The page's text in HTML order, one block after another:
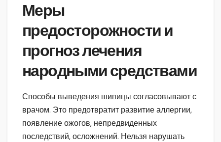
Меры
предосторожности и
прогноз лечения
народными средствами
Способы выведения шипицы согласовывают с
врачом. Это предотвратит развитие аллергии,
появление ожогов, непредвиденных
последствий, осложнений. Нельзя нарушать